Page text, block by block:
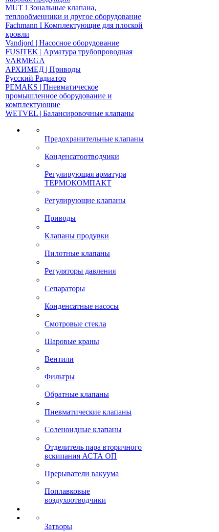
MUT І Зональные клапана,
теплообменники и другое оборудование
Fachmann І Комплектующие для плоской
кровли
Vandjord | Насосное оборудование
FUSITEK | Арматура трубопроводная
VARMEGA
АРХИМЕД | Приводы
Русский Радиатор
PEMAKS | Пневматическое
промышленное оборудование и
комплектующие
WETVEL | Балансировочные клапаны
Предохранительные клапаны
Конденсатоотводчики
Регулирующая арматура
ТЕРМОКОМПАКТ
Регулирующие клапаны
Приводы
Клапаны продувки
Пилотные клапаны
Регуляторы давления
Сепараторы
Конденсатные насосы
Смотровые стекла
Шаровые краны
Вентили
Фильтры
Обратные клапаны
Пневматические клапаны
Соленоидные клапаны
Отделитель пара вторичного
вскипания АСТА ОП
Прерыватели вакуума
Поплавковые
воздухоотводчики
Затворы